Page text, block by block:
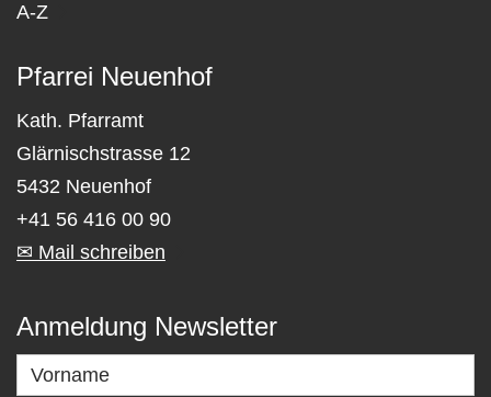
A-Z
Pfarrei Neuenhof
Kath. Pfarramt
Glärnischstrasse 12
5432 Neuenhof
+41 56 416 00 90
✉ Mail schreiben
Anmeldung Newsletter